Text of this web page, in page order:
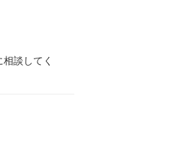
談してく